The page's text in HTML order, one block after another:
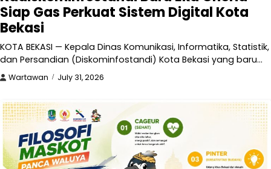
Siap Gas Perkuat Sistem Digital Kota
Bekasi
KOTA BEKASI — Kepala Dinas Komunikasi, Informatika, Statistik,
dan Persandian (Diskominfostandi) Kota Bekasi yang baru…
Wartawan July 31, 2026